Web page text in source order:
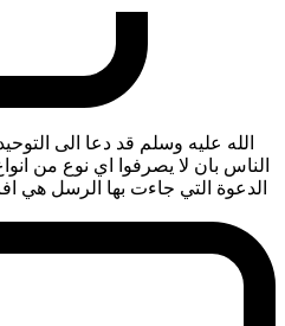
الله عليه وسلم قد دعا الى
الناس بان لا يصرفوا اي نوع من
الدعوة التي جاءت بها الرسل هي